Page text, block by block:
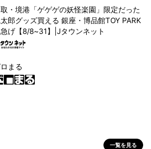
・境港「ゲゲゲの妖怪楽園」限定だった
郎グッズ買える 銀座・博品館TOY PARK
げ【8/8~31】|Jタウンネット
まる
一覧を見る